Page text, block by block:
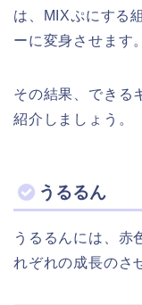
は、MIXぷにする
ーに変身させます。
その結果、できる
紹介しましょう。
うるるん
うるるんには、赤
れぞれの成長のさ